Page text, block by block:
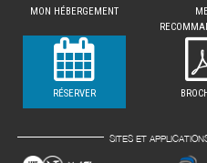
MON HÉBERGEMENT
RÉSERVER
SITES ET